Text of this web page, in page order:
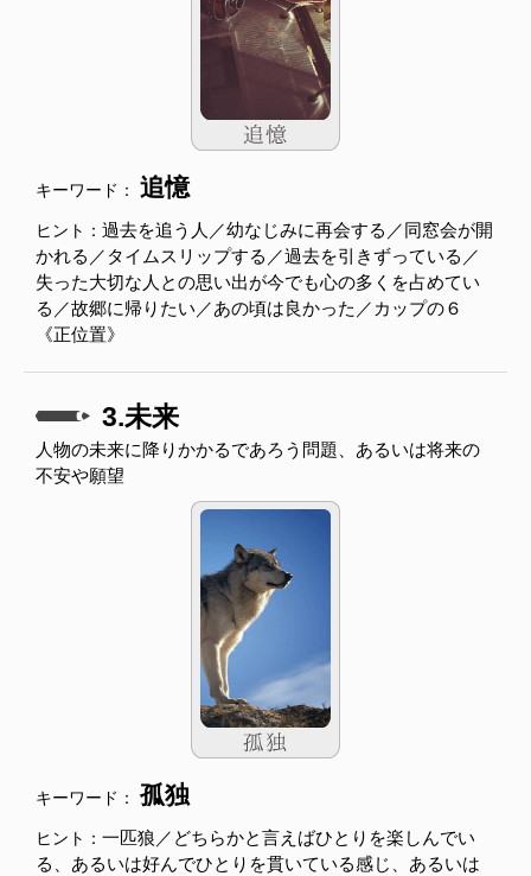
キーワード： 追憶
ヒント： 過去を追う人／幼なじみに再会する／同窓会が開
かれる／タイムスリップする／過去を引きずっている／
失った大切な人との思い出が今でも心の多くを占めてい
る／故郷に帰りたい／あの頃は良かった／カップの６
《正位置》
3.未来
人物の未来に降りかかるであろう問題、あるいは将来の
不安や願望
キーワード： 孤独
ヒント： 一匹狼／どちらかと言えばひとりを楽しんでい
る、あるいは好んでひとりを貫いている感じ、あるいは